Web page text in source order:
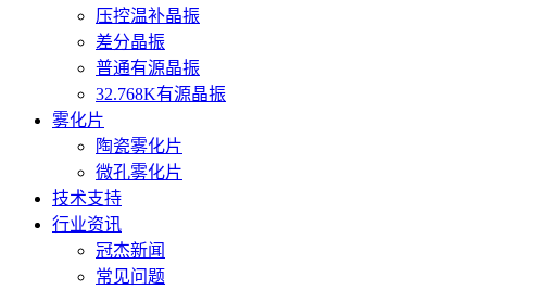
压控温补晶振
差分晶振
普通有源晶振
32.768K有源晶振
雾化片
陶瓷雾化片
微孔雾化片
技术支持
行业资讯
冠杰新闻
常见问题